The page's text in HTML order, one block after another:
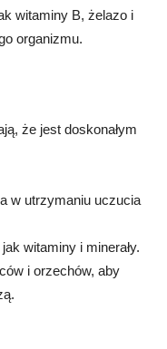
witaminy B, żelazo i
organizmu.
że jest doskonałym
w utrzymaniu uczucia
witaminy i minerały.
i orzechów, aby